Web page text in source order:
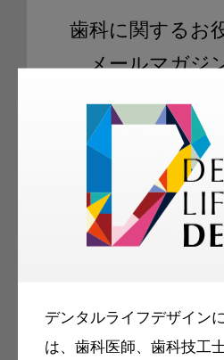
デンタルライフデザイン
は、歯科医師、歯科技工
歯科に関するお
メールマガジ
ご登録いただいた職
科衛生士、歯科技工
容のメールマガジン